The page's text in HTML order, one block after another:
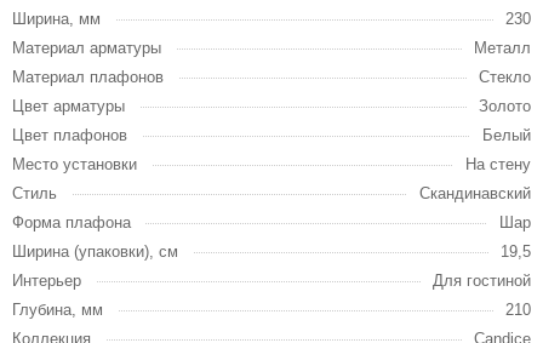
Ширина, мм
230
Материал арматуры
Металл
Материал плафонов
Стекло
Цвет арматуры
Золото
Цвет плафонов
Белый
Место установки
На стену
Стиль
Скандинавский
Форма плафона
Шар
Ширина (упаковки), см
19,5
Интерьер
Для гостиной
Глубина, мм
210
Коллекция
Candice